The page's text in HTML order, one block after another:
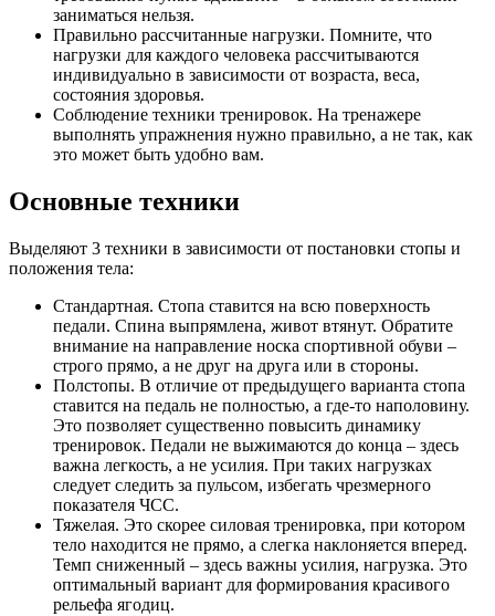
заниматься нельзя.
Правильно рассчитанные нагрузки. Помните, что
нагрузки для каждого человека рассчитываются
индивидуально в зависимости от возраста, веса,
состояния здоровья.
Соблюдение техники тренировок. На тренажере
выполнять упражнения нужно правильно, а не так, как
это может быть удобно вам.
Основные техники
Выделяют 3 техники в зависимости от постановки стопы и
положения тела:
Стандартная. Стопа ставится на всю поверхность
педали. Спина выпрямлена, живот втянут. Обратите
внимание на направление носка спортивной обуви –
строго прямо, а не друг на друга или в стороны.
Полстопы. В отличие от предыдущего варианта стопа
ставится на педаль не полностью, а где-то наполовину.
Это позволяет существенно повысить динамику
тренировок. Педали не выжимаются до конца – здесь
важна легкость, а не усилия. При таких нагрузках
следует следить за пульсом, избегать чрезмерного
показателя ЧСС.
Тяжелая. Это скорее силовая тренировка, при котором
тело находится не прямо, а слегка наклоняется вперед.
Темп сниженный – здесь важны усилия, нагрузка. Это
оптимальный вариант для формирования красивого
рельефа ягодиц.